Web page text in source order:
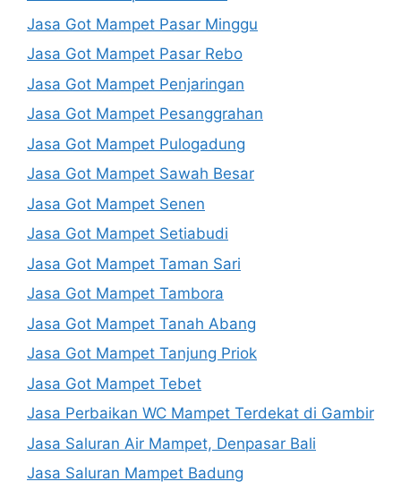
Jasa Got Mampet Pasar Minggu
Jasa Got Mampet Pasar Rebo
Jasa Got Mampet Penjaringan
Jasa Got Mampet Pesanggrahan
Jasa Got Mampet Pulogadung
Jasa Got Mampet Sawah Besar
Jasa Got Mampet Senen
Jasa Got Mampet Setiabudi
Jasa Got Mampet Taman Sari
Jasa Got Mampet Tambora
Jasa Got Mampet Tanah Abang
Jasa Got Mampet Tanjung Priok
Jasa Got Mampet Tebet
Jasa Perbaikan WC Mampet Terdekat di Gambir
Jasa Saluran Air Mampet, Denpasar Bali
Jasa Saluran Mampet Badung